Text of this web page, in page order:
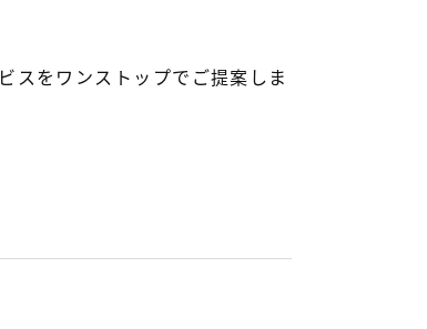
スをワンストップでご提案しま